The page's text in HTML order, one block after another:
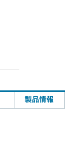
製品情報